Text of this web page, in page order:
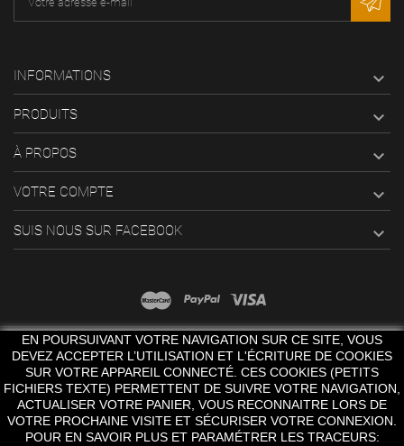
INFORMATIONS 
PRODUITS 
À PROPOS 
VOTRE COMPTE 
SUIS NOUS SUR FACEBOOK 
EN POURSUIVANT VOTRE NAVIGATION SUR CE SITE, VOUS
DEVEZ ACCEPTER L’UTILISATION ET L'ÉCRITURE DE COOKIES
SUR VOTRE APPAREIL CONNECTÉ. CES COOKIES (PETITS
FICHIERS TEXTE) PERMETTENT DE SUIVRE VOTRE NAVIGATION,
ACTUALISER VOTRE PANIER, VOUS RECONNAITRE LORS DE
VOTRE PROCHAINE VISITE ET SÉCURISER VOTRE CONNEXION.
POUR EN SAVOIR PLUS ET PARAMÉTRER LES TRACEURS:
© 2022 Sheena Artwork. All rights reserved.